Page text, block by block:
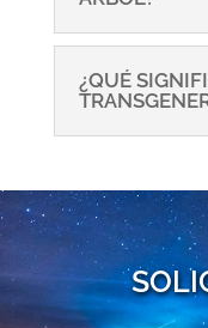
¿QUÉ